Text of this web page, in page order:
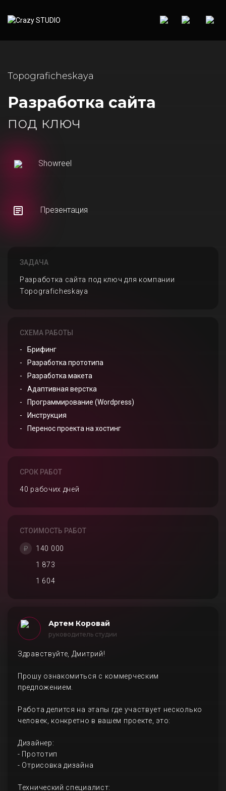
Topograficheskaya
Разработка сайта
под ключ
Showreel
Презентация
ЗАДАЧА
Разработка сайта под ключ для компании
Topograficheskaya
СХЕМА РАБОТЫ
Брифинг
Разработка прототипа
Разработка макета
Адаптивная верстка
Программирование (Wordpress)
Инструкция
Перенос проекта на хостинг
СРОК РАБОТ
40 рабочих дней
СТОИМОСТЬ РАБОТ
140 000
1 873
1 604
Артем Коровай
руководитель студии
Здравствуйте, Дмитрий!
Прошу ознакомиться с коммерческим
предложением.
Работа делится на этапы где участвует несколько
человек, конкретно в вашем проекте, это:
Дизайнер:
- Прототип
- Отрисовка дизайна
Технический специалист: